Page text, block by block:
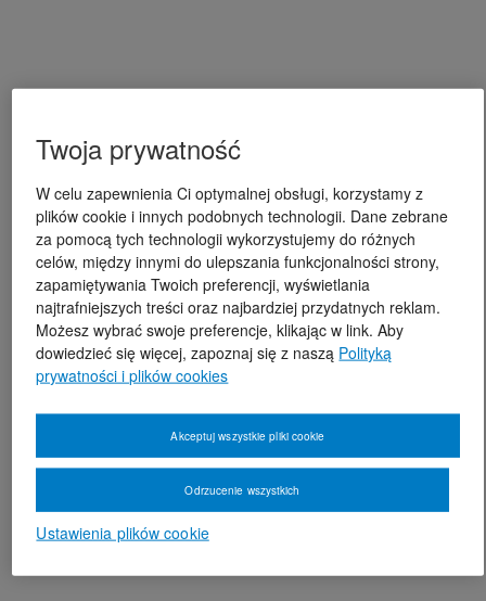
Twoja prywatność
W celu zapewnienia Ci optymalnej obsługi, korzystamy z
plików cookie i innych podobnych technologii. Dane zebrane
za pomocą tych technologii wykorzystujemy do różnych
celów, między innymi do ulepszania funkcjonalności strony,
zapamiętywania Twoich preferencji, wyświetlania
najtrafniejszych treści oraz najbardziej przydatnych reklam.
Możesz wybrać swoje preferencje, klikając w link. Aby
dowiedzieć się więcej, zapoznaj się z naszą Polityką
prywatności i plików cookies
Ustawienia plików cookie
Odrzucenie wszystkich
Akceptuj wszystkie pliki cookie